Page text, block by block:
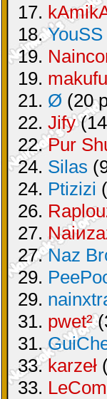
17.
18.YouSS
19.
19.
21. Ø (20
22. Jify
22.Pur
24. Silas
24. Ptizizi
26.
27.
27.Naz
29.
29.
31. pwet²
31.
33.karzeł
33.